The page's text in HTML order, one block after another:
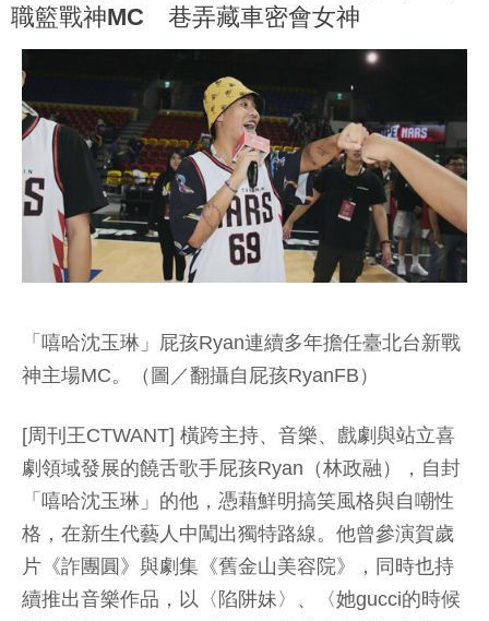
職籃戰神MC 巷弄藏車密會女神
「嘻哈沈玉琳」屁孩Ryan連續多年擔任臺北台新戰
神主場MC。（圖／翻攝自屁孩RyanFB）
[周刊王CTWANT] 橫跨主持、音樂、戲劇與站立喜
劇領域發展的饒舌歌手屁孩Ryan（林政融），自封
「嘻哈沈玉琳」的他，憑藉鮮明搞笑風格與自嘲性
格，在新生代藝人中闖出獨特路線。他曾參演賀歲
片《詐團圓》與劇集《舊金山美容院》，同時也持
續推出音樂作品，以〈陷阱妹〉、〈她gucci的時候